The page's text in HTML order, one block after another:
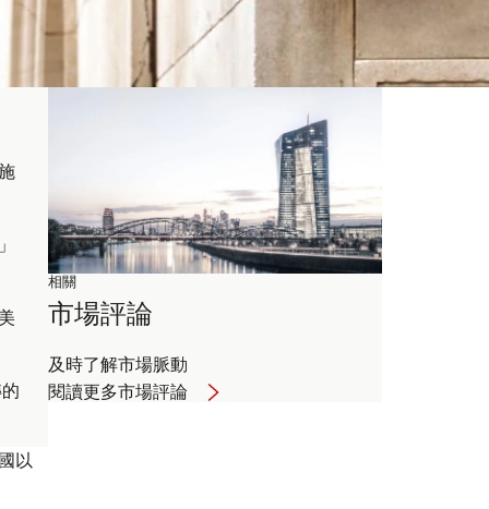
以
相關
市場評論
及時了解市場脈動
閱讀更多市場評論